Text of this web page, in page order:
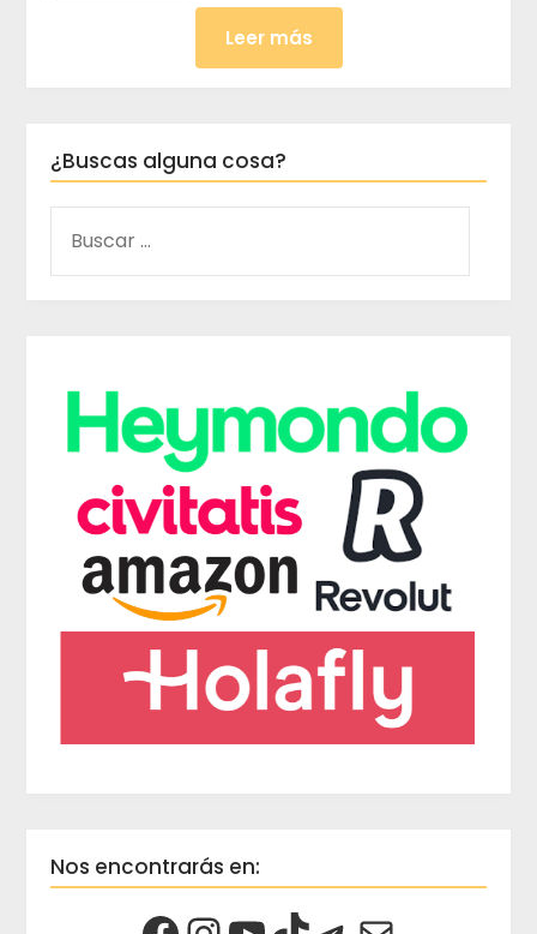
Leer más
¿Buscas alguna cosa?
Nos encontrarás en: